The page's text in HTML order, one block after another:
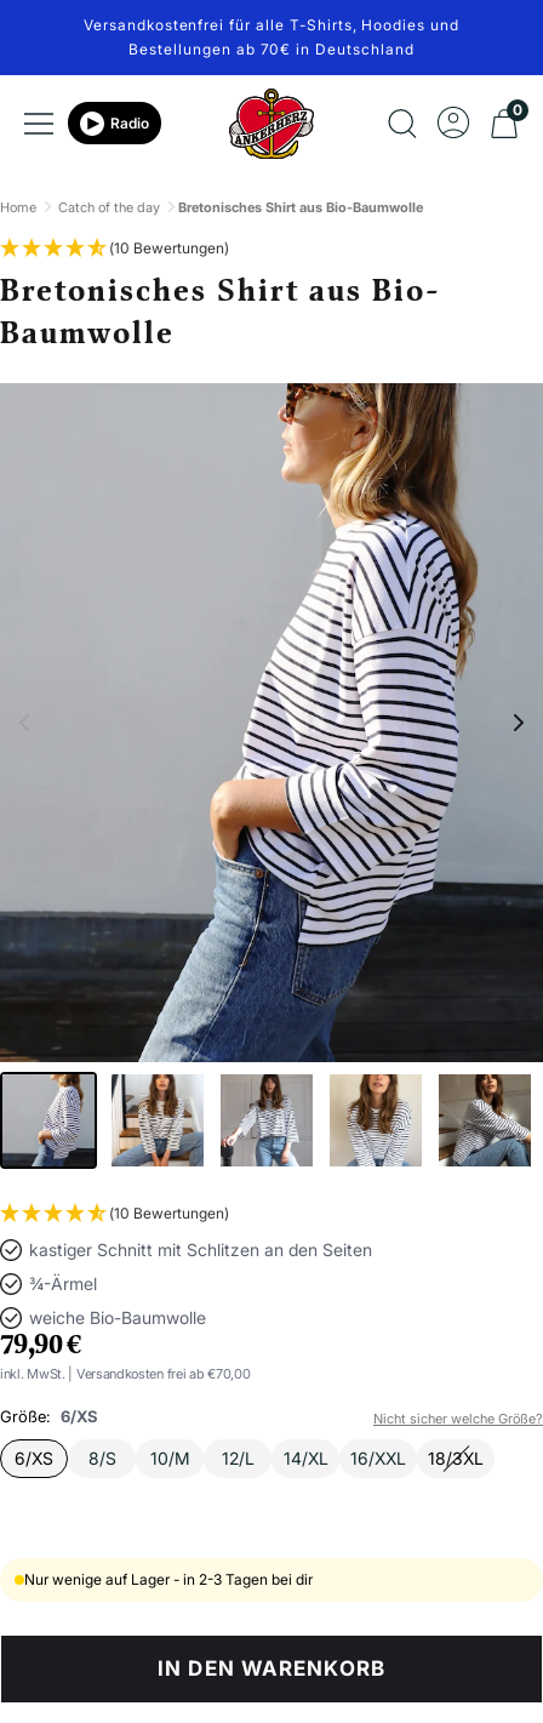
Inhalt
Versandkostenfrei für alle T-Shirts, Hoodies und
Bestellungen ab 70€ in Deutschland
NavigationRadio
Ankerherz
Verlag
0
Home Catch of the day Bretonisches Shirt aus Bio-Baumwolle
Bretonisches Shirt aus Bio-
Baumwolle
(10 Bewertungen)
(10 Bewertungen)
kastiger Schnitt mit Schlitzen an den Seiten
¾-Ärmel
weiche Bio-Baumwolle
ANGEBOTSPREIS
79,90 €
inkl. MwSt. | Versandkosten frei ab €70,00
Größe: 6/XS Nicht sicher welche Größe?
6/XS 8/S 10/M 12/L 14/XL 16/XXL 18/3XL
Nur wenige auf Lager - in 2-3 Tagen bei dir
IN DEN WARENKORB